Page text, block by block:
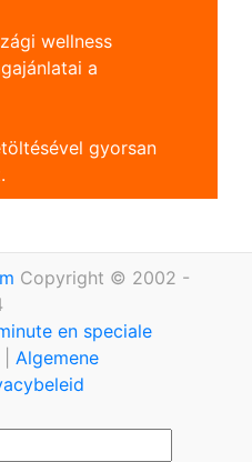
wellness
a
gyorsan
Copyright © 2002 -
en speciale
Algemene